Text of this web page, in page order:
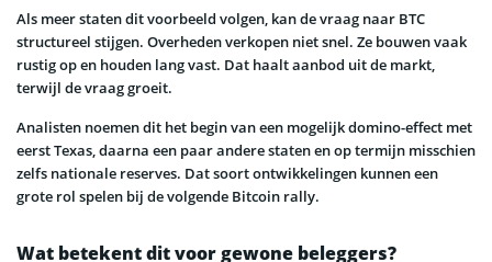
Als meer staten dit voorbeeld volgen, kan de vraag naar BTC
structureel stijgen. Overheden verkopen niet snel. Ze bouwen vaak
rustig op en houden lang vast. Dat haalt aanbod uit de markt,
terwijl de vraag groeit.
Analisten noemen dit het begin van een mogelijk domino-effect met
eerst Texas, daarna een paar andere staten en op termijn misschien
zelfs nationale reserves. Dat soort ontwikkelingen kunnen een
grote rol spelen bij de volgende Bitcoin rally.
Wat betekent dit voor gewone beleggers?